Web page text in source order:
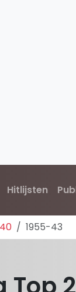
Hitlijsten
1955-43